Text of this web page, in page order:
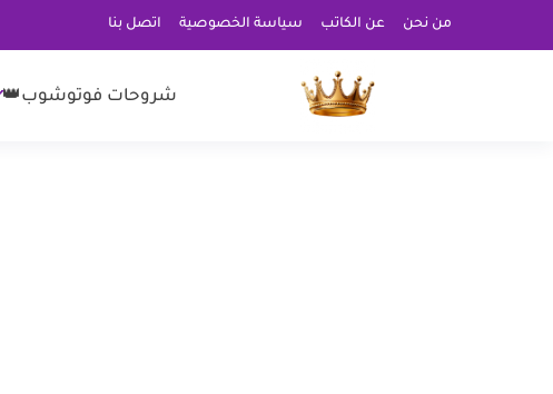
من نحن عن الكاتب سياسة الخصوصية اتصل بنا
شروحات فوتوشوب👑